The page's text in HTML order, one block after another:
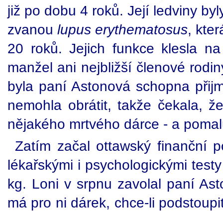
již po dobu 4 roků. Její ledviny
zvanou lupus erythematosus,
20 roků. Jejich funkce klesla
manžel ani nejbližší členové
byla paní Astonová schopna
nemohla obrátit, takže čekala,
nějakého mrtvého dárce - a
Zatím začal ottawský finanční
lékařskými i psychologickými
kg. Loni v srpnu zavolal paní
má pro ni dárek, chce-li